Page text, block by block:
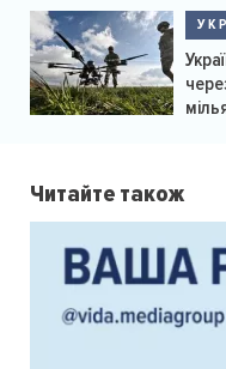
Читайте також